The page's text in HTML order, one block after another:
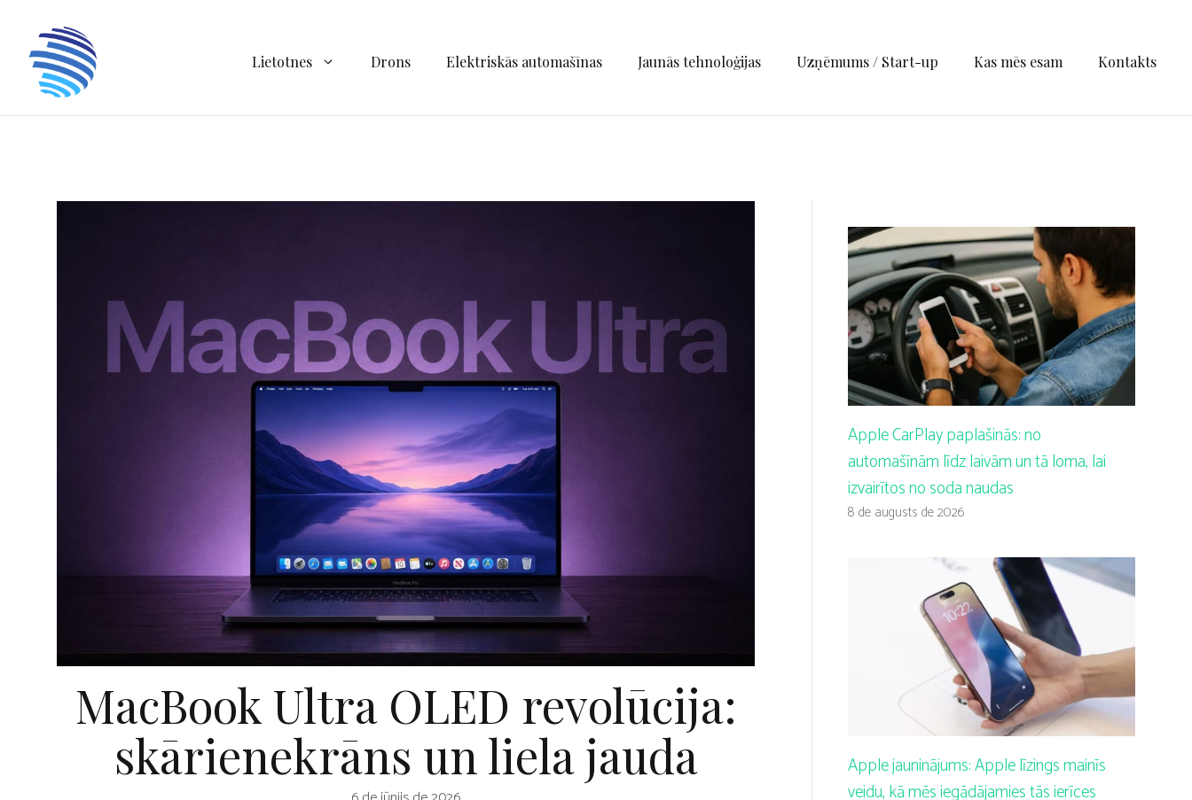
saturu
Lietotnes Drons Elektriskās automašīnas Jaunās tehnoloģijas Uzņēmums / Start-up Kas mēs esam Kontakts
MacBook Ultra OLED revolūcija:
skārienekrāns un liela jauda
Apple CarPlay paplašinās: no
automašīnām līdz laivām un tā loma, lai
izvairītos no soda naudas
8 de augusts de 2026
Apple jauninājums: Apple līzings mainīs
veidu, kā mēs iegādājamies tās ierīces